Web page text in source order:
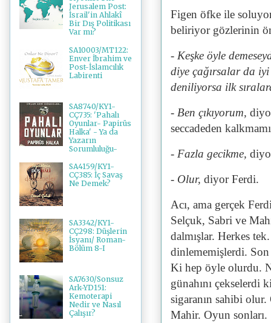
Figen öfke ile
beliriyor gözlerinin
- Keşke öyle
diye çağırsalar da iyi
deniliyorsa ilk
- Ben çıkıyorum,
seccadeden
- Fazla gecikme,
- Olur, diyor Ferdi.
Acı, ama gerçek
Selçuk, Sabri ve
dalmışlar. Herkes
dinlememişlerdi. Son
Ki hep öyle olurdu.
günahını çekselerdi
sigaranın sahibi
Mahir. Oyun sonları.
Jerusalem Post:
İsrail'in Ahlakî
Bir Dış Politikası
Var mı?
SA10003/MT122:
Enver İbrahim ve
Post-İslamcılık
Labirenti
SA8740/KY1-
CÇ735: 'Pahalı
Oyunlar- Papirüs
Halka' - Ya da
Yazarın
Sorumluluğu-
SA4159/KY1-
CÇ385: İç Savaş
Ne Demek?
SA3342/KY1-
CÇ298: Düşlerin
İsyanı/ Roman-
Bölüm 8-I
SA7630/Sonsuz
Ark-YD151:
Kemoterapi
Nedir ve Nasıl
Çalışır?